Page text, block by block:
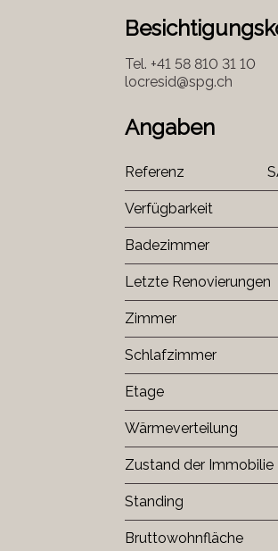
Tel. +41 58 810 31 10
locresid@spg.ch
Angaben
Referenz
Verfügbarkeit
Badezimmer
Letzte Renovierungen
Zimmer
Schlafzimmer
Etage
Wärmeverteilung
Zustand der Immobilie
Standing
Bruttowohnfläche